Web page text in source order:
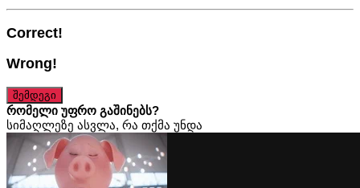
Correct!
Wrong!
შემდეგი
რომელი უფრო გაშინებს?
სიმაღლეზე ასვლა, რა თქმა უნდა